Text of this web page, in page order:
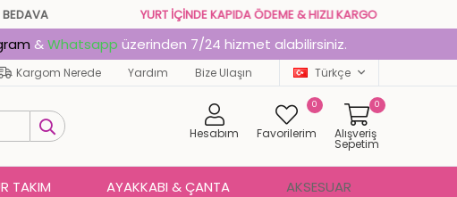
KARGO BEDAVA YURT İÇİNDE KAPIDA ÖDEME & HIZLI KARGO
&Whatsapp üzerinden 7/24 hizmet alabilirsiniz.
Kargom Nerede Yardım Bize Ulaşın Türkçe
Hesabım Favorilerim
0
Alışveriş
Sepetim
0
TAKIM AYAKKABI & ÇANTA AKSESUAR